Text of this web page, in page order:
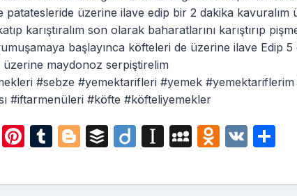
patatesleride üzerine ilave edip bir 2 dakika kavuralım
karıştıralım son olarak baharatlarını karıştırıp
başlayınca köfteleri de üzerine ilave Edip 5
maydonoz serpiştirelim
#sebze #yemektarifleri #yemek
#iftarmenüleri #köfte #köfteliyemekler
T
Pi
er
T
m
Bl
g
B
fe
Di
o
In
a
M
S
O
n
V
ar